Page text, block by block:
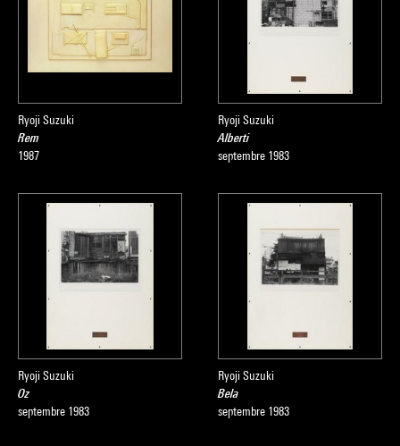
Ryoji Suzuki
Rem
1987
Ryoji Suzuki
Alberti
septembre 1983
Ryoji Suzuki
Oz
septembre 1983
Ryoji Suzuki
Bela
septembre 1983